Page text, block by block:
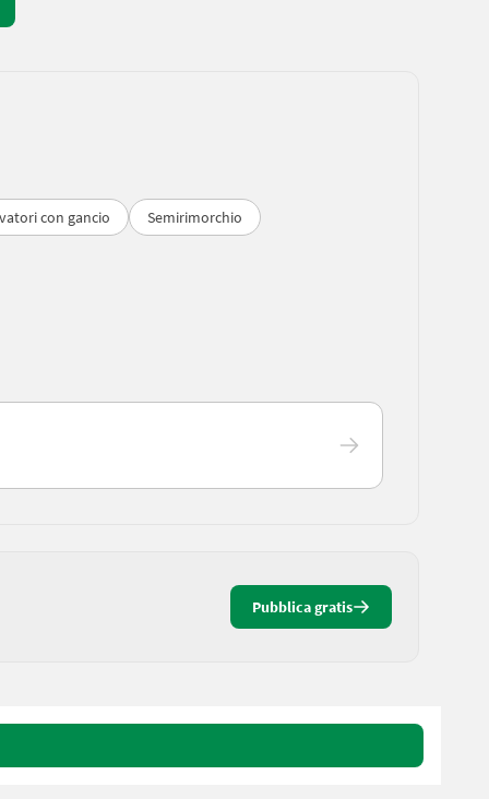
con gancio
Semirimorchio
Pubblica gratis